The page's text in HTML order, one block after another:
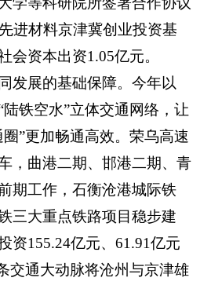
进材料京津冀创业投资基
会资本出资1.05亿元。
发展的基础保障。今年以
铁空水”立体交通网络，让
”更加畅通高效。荣乌高速
，曲港二期、邯港二期、青
期工作，石衡沧港城际铁
三大重点铁路项目稳步建
资155.24亿元、61.91亿元
交通大动脉将沧州与京津雄